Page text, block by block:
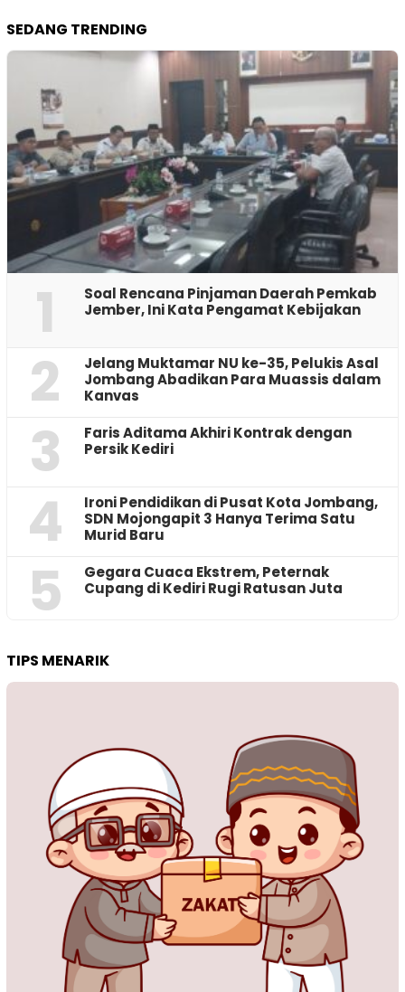
SEDANG TRENDING
1
‎Soal Rencana Pinjaman Daerah Pemkab
Jember, Ini Kata Pengamat Kebijakan ‎
2
Jelang Muktamar NU ke-35, Pelukis Asal
Jombang Abadikan Para Muassis dalam
Kanvas
3
Faris Aditama Akhiri Kontrak dengan
Persik Kediri
4
Ironi Pendidikan di Pusat Kota Jombang,
SDN Mojongapit 3 Hanya Terima Satu
Murid Baru
5
‎Gegara Cuaca Ekstrem, Peternak
Cupang di Kediri Rugi Ratusan Juta
TIPS MENARIK